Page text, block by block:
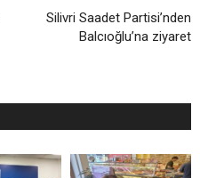
Silivri Saadet Partisi’nden
Balcıoğlu’na ziyaret